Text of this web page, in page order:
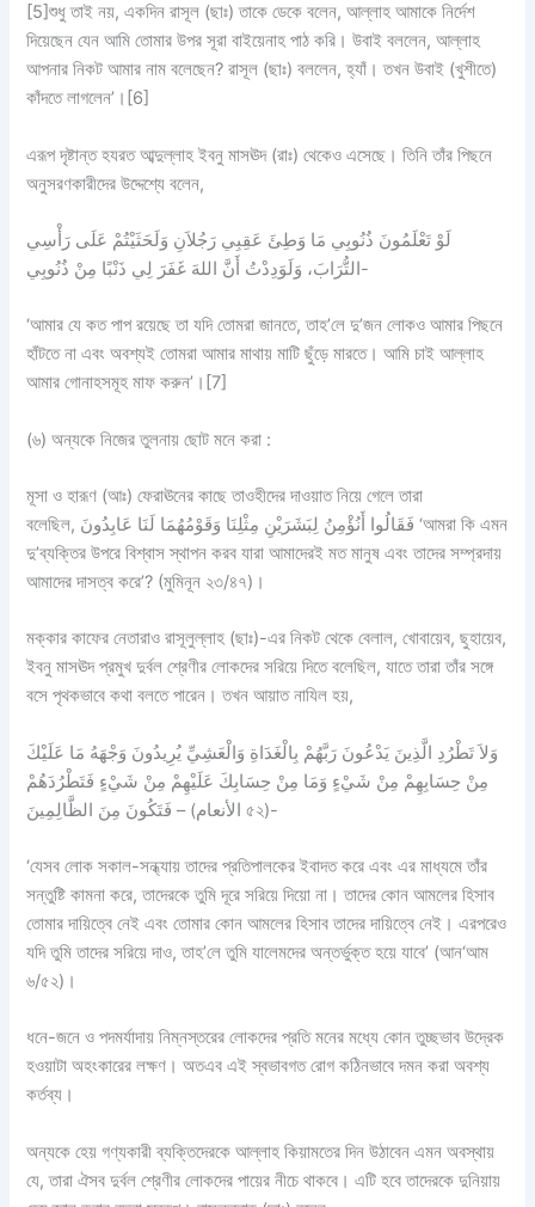
[5]শুধু তাই নয়, একদিন রাসূল (ছাঃ) তাকে ডেকে বলেন, আল্লাহ আমাকে নির্দেশ
দিয়েছেন যেন আমি তোমার উপর সূরা বাইয়েনাহ পাঠ করি। উবাই বললেন, আল্লাহ
আপনার নিকট আমার নাম বলেছেন? রাসূল (ছাঃ) বললেন, হ্যাঁ। তখন উবাই (খুশীতে)
কাঁদতে লাগলেন’।[6]
এরূপ দৃষ্টান্ত হযরত আব্দুল্লাহ ইবনু মাসঊদ (রাঃ) থেকেও এসেছে। তিনি তাঁর পিছনে
অনুসরণকারীদের উদ্দেশ্যে বলেন,
لَوْ تَعْلَمُونَ ذُنُوبِي مَا وَطِئَ عَقِبِي رَجُلاَنِ وَلَحَثَيْتُمْ عَلَى رَأْسِي
التُّرَابَ، وَلَوَدِدْتُ أَنَّ اللهَ غَفَرَ لِي ذَنْبًا مِنْ ذُنُوبِي-
‘আমার যে কত পাপ রয়েছে তা যদি তোমরা জানতে, তাহ’লে দু’জন লোকও আমার পিছনে
হাঁটতে না এবং অবশ্যই তোমরা আমার মাথায় মাটি ছুঁড়ে মারতে। আমি চাই আল্লাহ
আমার গোনাহসমূহ মাফ করুন’।[7]
(৬) অন্যকে নিজের তুলনায় ছোট মনে করা :
মূসা ও হারূণ (আঃ) ফেরাঊনের কাছে তাওহীদের দাওয়াত নিয়ে গেলে তারা
বলেছিল, فَقَالُوا أَنُؤْمِنُ لِبَشَرَيْنِ مِثْلِنَا وَقَوْمُهُمَا لَنَا عَابِدُونَ ‘আমরা কি এমন
দু’ব্যক্তির উপরে বিশ্বাস স্থাপন করব যারা আমাদেরই মত মানুষ এবং তাদের সম্প্রদায়
আমাদের দাসত্ব করে’? (মুমিনূন ২৩/৪৭)।
মক্কার কাফের নেতারাও রাসূলুল্লাহ (ছাঃ)-এর নিকট থেকে বেলাল, খোবায়েব, ছুহায়েব,
ইবনু মাসঊদ প্রমুখ দুর্বল শ্রেণীর লোকদের সরিয়ে দিতে বলেছিল, যাতে তারা তাঁর সঙ্গে
বসে পৃথকভাবে কথা বলতে পারেন। তখন আয়াত নাযিল হয়,
وَلاَ تَطْرُدِ الَّذِينَ يَدْعُونَ رَبَّهُمْ بِالْغَدَاةِ وَالْعَشِيِّ يُرِيدُونَ وَجْهَهُ مَا عَلَيْكَ
مِنْ حِسَابِهِمْ مِنْ شَيْءٍ وَمَا مِنْ حِسَابِكَ عَلَيْهِمْ مِنْ شَيْءٍ فَتَطْرُدَهُمْ
فَتَكُونَ مِنَ الظَّالِمِينَ – (الأنعام ৫২)-
‘যেসব লোক সকাল-সন্ধ্যায় তাদের প্রতিপালকের ইবাদত করে এবং এর মাধ্যমে তাঁর
সন্তুষ্টি কামনা করে, তাদেরকে তুমি দূরে সরিয়ে দিয়ো না। তাদের কোন আমলের হিসাব
তোমার দায়িত্বে নেই এবং তোমার কোন আমলের হিসাব তাদের দায়িত্বে নেই। এরপরেও
যদি তুমি তাদের সরিয়ে দাও, তাহ’লে তুমি যালেমদের অন্তর্ভুক্ত হয়ে যাবে’ (আন‘আম
৬/৫২)।
ধনে-জনে ও পদমর্যাদায় নিম্নস্তরের লোকদের প্রতি মনের মধ্যে কোন তুচ্ছভাব উদ্রেক
হওয়াটা অহংকারের লক্ষণ। অতএব এই স্বভাবগত রোগ কঠিনভাবে দমন করা অবশ্য
কর্তব্য।
অন্যকে হেয় গণ্যকারী ব্যক্তিদেরকে আল্লাহ কিয়ামতের দিন উঠাবেন এমন অবস্থায়
যে, তারা ঐসব দুর্বল শ্রেণীর লোকদের পায়ের নীচে থাকবে। এটি হবে তাদেরকে দুনিয়ায়